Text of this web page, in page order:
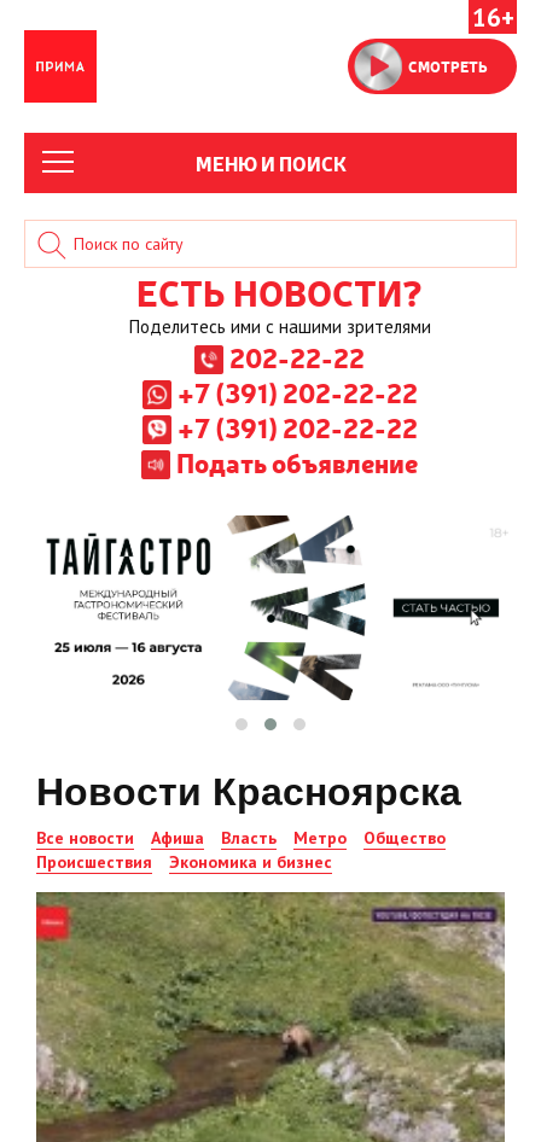
16+
СМОТРЕТЬ
МЕНЮ И ПОИСК
ЕСТЬ НОВОСТИ?
Поделитесь ими с нашими зрителями
202-22-22
+7 (391) 202-22-22
+7 (391) 202-22-22
Подать объявление
Новости Красноярска
Все новости Афиша Власть Метро
Общество
Происшествия
Экономика и бизнес